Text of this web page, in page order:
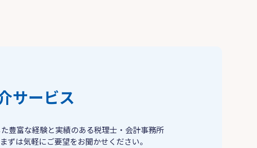
サービス
豊富な経験と実績のある税理士・会計事務所
ずは気軽にご要望をお聞かせください。